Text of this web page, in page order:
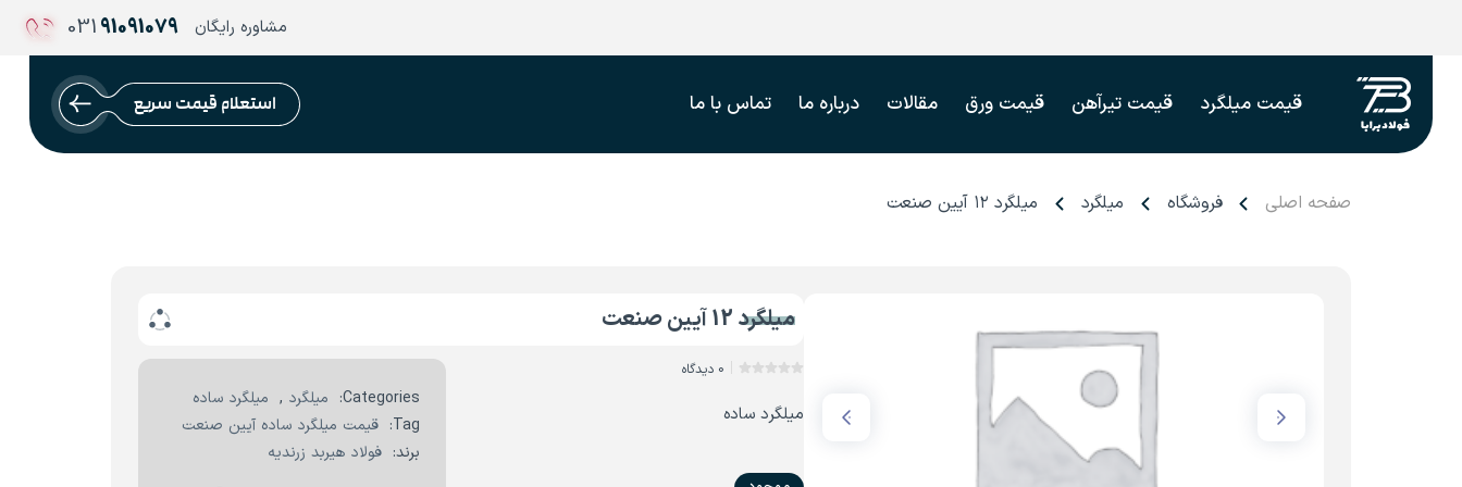
مشاوره رایگان 91091079
031
قیمت میلگرد قیمت تیرآهن قیمت ورق مقالات درباره ما تماس با ما استعلام قیمت سریع
صفحه اصلی فروشگاه میلگرد میلگرد ۱۲ آیین صنعت
میلگرد 12 آیین صنعت
0 دیدگاه
میلگرد ساده
Categories: میلگرد , میلگرد ساده
Tag:
قیمت میلگرد ساده آیین صنعت
برند: فولاد هیربد زرندیه